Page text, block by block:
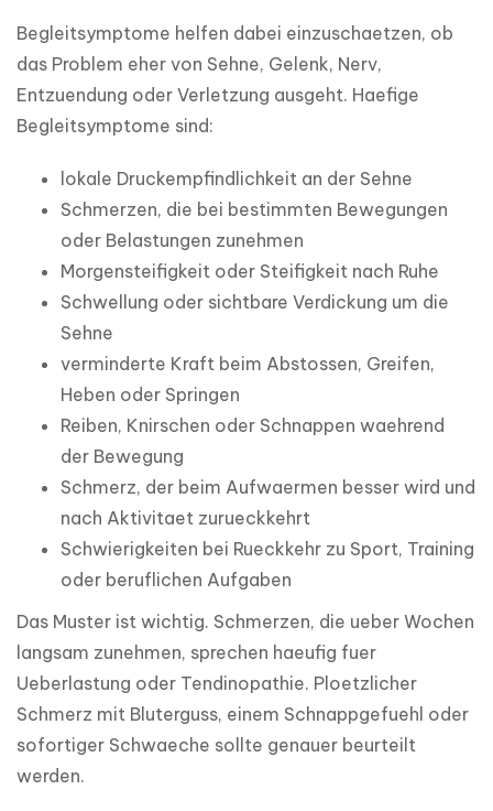
Begleitsymptome helfen dabei einzuschaetzen, ob
das Problem eher von Sehne, Gelenk, Nerv,
Entzuendung oder Verletzung ausgeht. Haefige
Begleitsymptome sind:
lokale Druckempfindlichkeit an der Sehne
Schmerzen, die bei bestimmten Bewegungen
oder Belastungen zunehmen
Morgensteifigkeit oder Steifigkeit nach Ruhe
Schwellung oder sichtbare Verdickung um die
Sehne
verminderte Kraft beim Abstossen, Greifen,
Heben oder Springen
Reiben, Knirschen oder Schnappen waehrend
der Bewegung
Schmerz, der beim Aufwaermen besser wird und
nach Aktivitaet zurueckkehrt
Schwierigkeiten bei Rueckkehr zu Sport, Training
oder beruflichen Aufgaben
Das Muster ist wichtig. Schmerzen, die ueber Wochen
langsam zunehmen, sprechen haeufig fuer
Ueberlastung oder Tendinopathie. Ploetzlicher
Schmerz mit Bluterguss, einem Schnappgefuehl oder
sofortiger Schwaeche sollte genauer beurteilt
werden.